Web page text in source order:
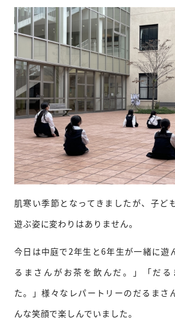
肌寒い季節となってきましたが、子ど
遊ぶ姿に変わりはありません。
今日は中庭で2年生と6年生が一緒に遊
るまさんがお茶を飲んだ。」「だる
た。」様々なレパートリーのだるまさ
んな笑顔で楽しんでいました。